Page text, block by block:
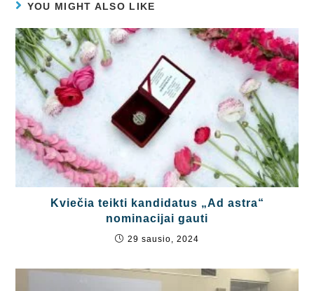
YOU MIGHT ALSO LIKE
Kviečia teikti kandidatus „Ad astra“
nominacijai gauti
29 sausio, 2024